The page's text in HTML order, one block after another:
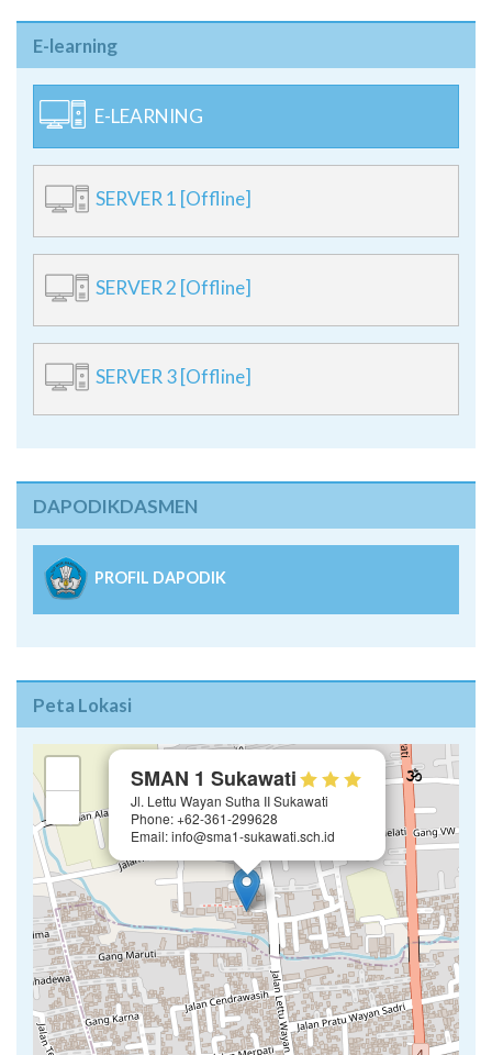
E-learning
E-LEARNING
SERVER 1 [Offline]
SERVER 2 [Offline]
SERVER 3 [Offline]
DAPODIKDASMEN
PROFIL DAPODIK
Peta Lokasi
SMAN 1 Sukawati
Jl. Lettu Wayan Sutha II Sukawati
Phone: +62-361-299628
Email: info@sma1-sukawati.sch.id